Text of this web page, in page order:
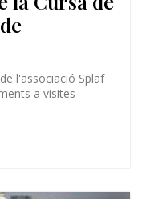
l'associació Splaf
a visites